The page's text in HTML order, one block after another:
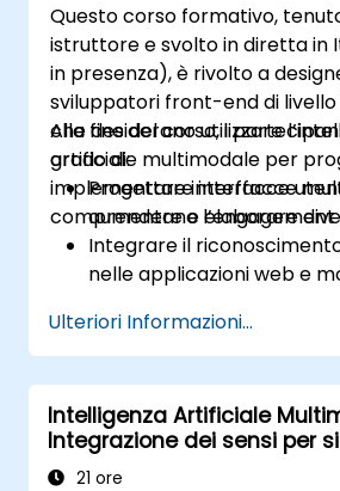
Questo corso formativo,
istruttore e svolto in diretta in
in presenza), è rivolto a
sviluppatori front-end di
che desiderano utilizzare
artificiale multimodale per
implementare interfacce
comprendere e elaborare
Alla fine del corso, i
grado di:
Progettare interfacce
aumentano
Integrare il
nelle applicazioni web e
interfacce utente adattive
Comprendere le
legate alla raccolta e
dati degli utenti.
Ulteriori Informazioni...
Intelligenza Artificiale
Integrazione dei sensi per
intelligenti
21 ore